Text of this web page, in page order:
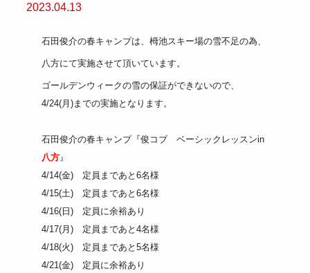
2023.04.13
石田俊介の春キャンプは、栂池スキー場の雪不足の為、
八方にて実施させて頂いています。
ゴールデンウィークの雪の保証ができないので、
4/24(月)までの実施となります。
石田俊介の春キャンプ『俊コブ ベーシックレッスンin
八方』
4/14(金) 定員まであと6名様
4/15(土) 定員まであと6名様
4/16(日) 定員に余裕あり
4/17(月) 定員まであと4名様
4/18(火) 定員まであと5名様
4/21(金) 定員に余裕あり